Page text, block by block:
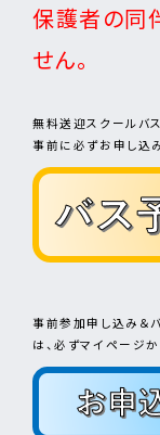
保護者の同
せん。
無料送迎スクールバ
事前に必ずお申し込
事前参加申し込み＆
は、必ずマイページ